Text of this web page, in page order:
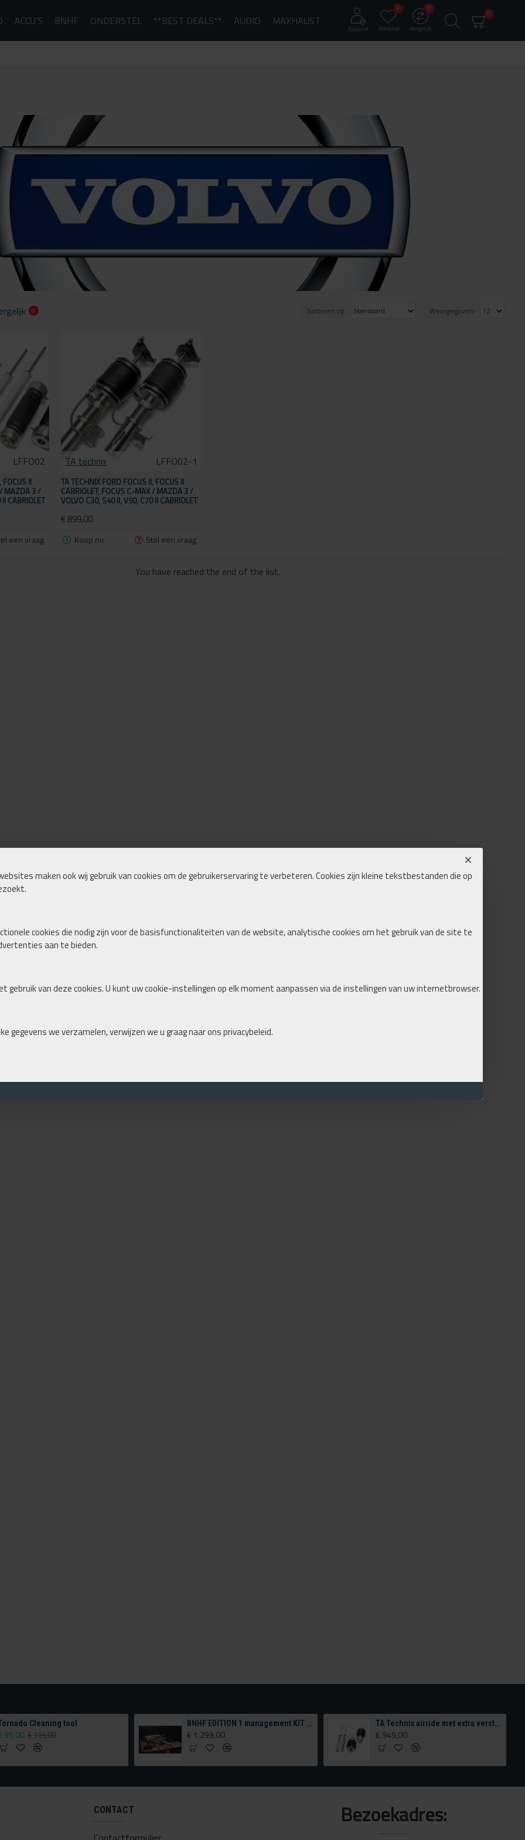
maken ook wij gebruik van cookies om de gebruikerservaring te verbeteren. Cookies zijn kleine tekstbestanden die op
cookies die nodig zijn voor de basisfunctionaliteiten van de website, analytische cookies om het gebruik van de site te
aan te bieden.
van deze cookies. U kunt uw cookie-instellingen op elk moment aanpassen via de instellingen van uw internetbrowser.
gegevens we verzamelen, verwijzen we u graag naar ons privacybeleid.
ACCU'S BNHF ONDERSTEL **BEST DEALS** AUDIO MAXHAUST
Account Whislist
0
Vergelijk
0
0
0 Sorteren op: Weergegeven:
LFFO02
FOCUS II
/ MAZDA 3 /
CABRIOLET
een vraag
TA technix LFFO02-1
TA TECHNIX FORD FOCUS II, FOCUS II
CABRIOLET, FOCUS C-MAX / MAZDA 3 /
VOLVO C30, S40 II, V50, C70 II CABRIOLET
€ 899,00
Koop nu Stel een vraag
You have reached the end of the list.
Tornado Cleaning tool BNHF EDITION 1 management KIT tank & Compressor configurator
CONTACT Bezoekadres: